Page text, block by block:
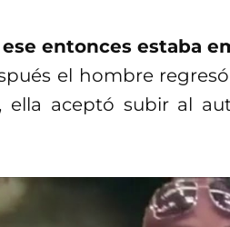
entonces estaba
el hombre
ella aceptó subir al